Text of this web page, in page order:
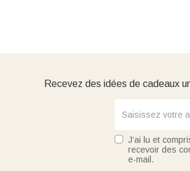
Recevez des idées de cadeaux
J’ai lu et
recevoir des
e-mail.